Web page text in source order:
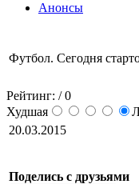
Анонсы
Футбол. Сегодня
Рейтинг: / 0
Худшая
20.03.2015
Поделись с друзьями